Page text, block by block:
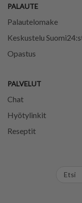
PALAUTE
Palautelomake
Keskustelu
Opastus
PALVELUT
Chat
Hyötylinkit
Reseptit